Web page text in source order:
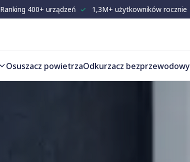
Ranking 400+ urządzeń ✓ 1,3M+ użytkowników rocznie
Osuszacz powietrzaOdkurzacz bezprzewodowy